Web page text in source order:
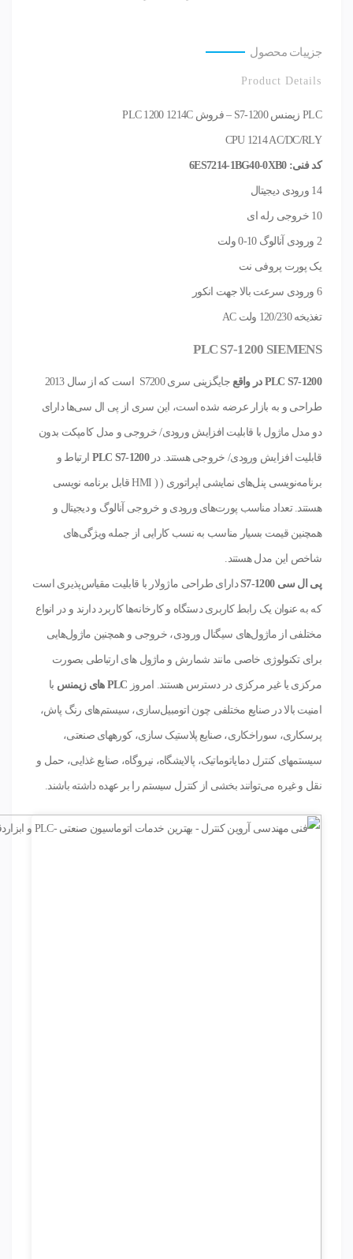
جزییات محصول
Product Details
PLC زیمنس S7-1200 – فروش PLC 1200 1214C
CPU 1214 AC/DC/RLY
کد فنی: 6ES7214-1BG40-0XB0
14 ورودی دیجیتال
10 خروجی رله ای
2 ورودی آنالوگ 10-0 ولت
یک پورت پروفی نت
6 ورودی سرعت بالا جهت انکور
تغذیخه 120/230 ولت AC
PLC S7-1200‌ SIEMENS
PLC S7-1200 در واقع جایگزینی سری S7200 است که از سال 2013
طراحی و به بازار عرضه شده است، این سری از پی ال سی‌ها دارای
دو مدل ماژول با قابلیت افزایش ورودی/ خروجی و مدل کامپکت بدون
قابلیت افزایش ورودی/ خروجی هستند. درPLC S7-1200 ارتباط و
برنامه‌نویسی پنل‌های نمایشی اپراتوری ( ( HMI قابل برنامه نویسی
هستند. تعداد مناسب پورت‌های ورودی و خروجی آنالوگ و دیجیتال و
همچنین قیمت بسیار مناسب به نسب کارایی از جمله ویژگی‌های
شاخص این مدل هستند.
پی ال سی S7-1200 دارای طراحی ماژولار با قابلیت مقیاس‌پذیری است
که به عنوان یک رابط کاربری دستگاه و کارخانه‌ها کاربرد دارند و در انواع
مختلفی از ماژول‌های سیگنال ورودی، خروجی و همچنین ماژول‌هایی
برای تکنولوژی خاصی مانند شمارش و ماژول های ارتباطی بصورت
مرکزی یا غیر مرکزی در دسترس هستند. امروز PLC های زیمنس با
امنیت بالا در صنایع مختلفی چون اتومبیل‌سازی، سیستم‌های رنگ پاش،
پرسکاری، سوراخکاری، صنایع پلاستیک سازی، کورههای صنعتی،
سیستمهای کنترل دمایاتوماتیک، پالایشگاه، نیروگاه، صنایع غذایی، حمل و
نقل و غیره می‌توانند بخشی از کنترل سیستم را بر عهده داشته باشند.